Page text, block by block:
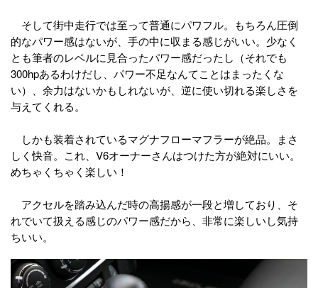
そして街中走行では至って普通にパワフル。もちろん圧倒
的なパワー感はないが、手の中に収まる感じがいい。少なく
とも筆者のレベルに見合ったパワー感だったし（それでも
300hpあるわけだし、パワー不足なんてことはまったくな
い）、余力はないかもしれないが、逆に使い切れる楽しさを
与えてくれる。
しかも装着されているマグナフローマフラーが絶品。まさ
しく快音。これ、V6オーナーさんはつけた方が絶対にいい。
めちゃくちゃく楽しい！
アクセルを踏み込んだ時の高揚感が一段と増しており、そ
れでいて扱える感じのパワー感だから、非常に楽しいし気持
ちいい。